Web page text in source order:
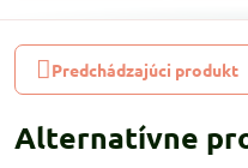
Predchádzajúci produkt
Alternatívne